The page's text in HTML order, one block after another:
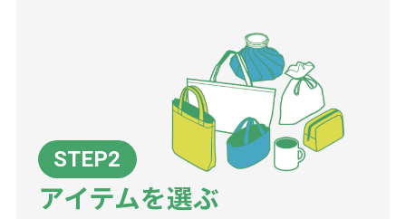
アイテムを選ぶ